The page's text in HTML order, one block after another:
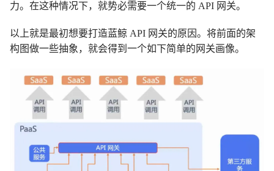
力。在这种情况下，就势必需要一个统一的 API 网关。
以上就是最初想要打造蓝鲸 API 网关的原因。将前面的架
构图做一些抽象，就会得到一个如下简单的网关画像。